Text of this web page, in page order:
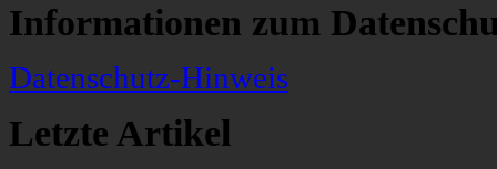
Informationen zum
Datenschutz-Hinweis
Letzte Artikel